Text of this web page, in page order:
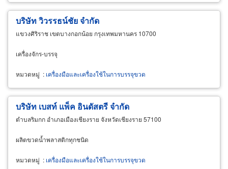
บริษัท วิวรรธน์ชัย จำกัด
แขวงศิริราช เขตบางกอกน้อย กรุงเทพมหานคร 10700
เครื่องจักร-บรรจุ
หมวดหมู่ : เครื่องมือและเครื่องใช้ในการบรรจุขวด
บริษัท เบสท์ แพ็ค อินดัสตรี จำกัด
ตำบลริมกก อำเภอเมืองเชียงราย จังหวัดเชียงราย 57100
ผลิตขวดน้ำพลาสติกทุกชนิด
หมวดหมู่ : เครื่องมือและเครื่องใช้ในการบรรจุขวด